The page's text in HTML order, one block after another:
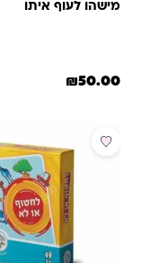
מישהו לעוף איתו
₪50.00